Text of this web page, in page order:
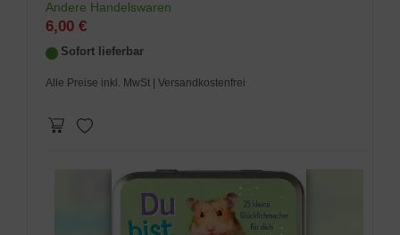
Andere Handelswaren
6,00 €
Sofort lieferbar
Alle Preise inkl. MwSt | Versandkostenfrei